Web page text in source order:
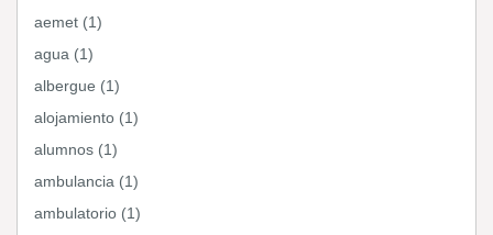
aemet (1)
agua (1)
albergue (1)
alojamiento (1)
alumnos (1)
ambulancia (1)
ambulatorio (1)